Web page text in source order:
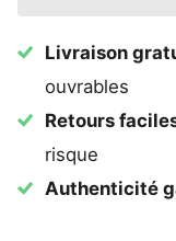
Livraison
ouvrables
Retours
risque
Authenticité